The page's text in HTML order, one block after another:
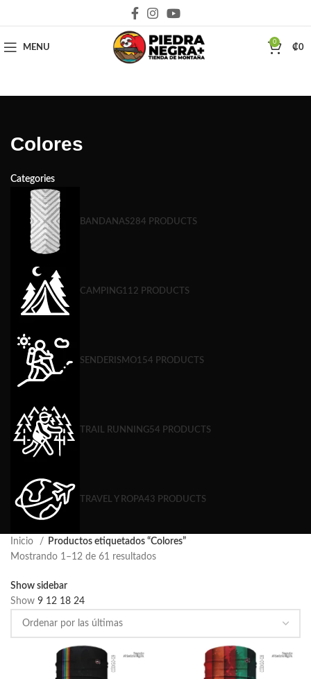
MENU
0
₡0
Colores
Categories
BANDANAS284 PRODUCTS
CAMPING112 PRODUCTS
SENDERISMO154 PRODUCTS
TRAIL RUNNING54 PRODUCTS
TRAVEL Y ROPA43 PRODUCTS
Inicio
Productos etiquetados “Colores”
Mostrando 1–12 de 61 resultados
Show sidebar
Show 9 12 18 24
Deja que la montaña sea parte de tu vida